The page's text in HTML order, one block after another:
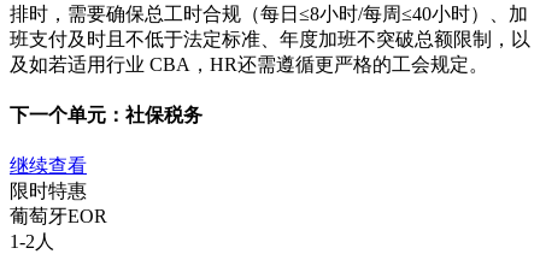
排时，需要确保总工时合规（每日≤8小时/每周≤40小时）、加
班支付及时且不低于法定标准、年度加班不突破总额限制，以
及如若适用行业 CBA，HR还需遵循更严格的工会规定。
下一个单元： 社保税务
继续查看
限时特惠
葡萄牙EOR
1-2人